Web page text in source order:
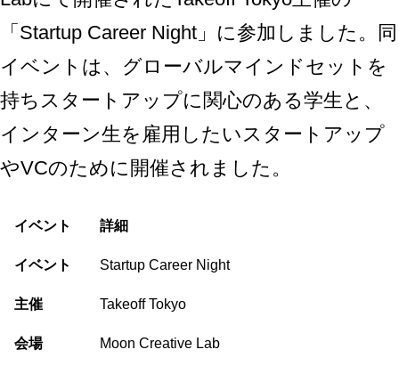
「 Startup Career Night 」に参加しました。同
イベントは、グローバルマインドセットを
持ちスタートアップに関心のある学生と、
インターン生を雇用したいスタートアップ
やVCのために開催されました。
イベント 詳細
イベント Startup Career Night
主催 Takeoff Tokyo
会場 Moon Creative Lab